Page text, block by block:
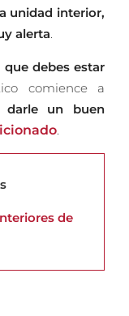
unidad interior,
alerta.
que debes estar
comience a
darle un buen
.
de